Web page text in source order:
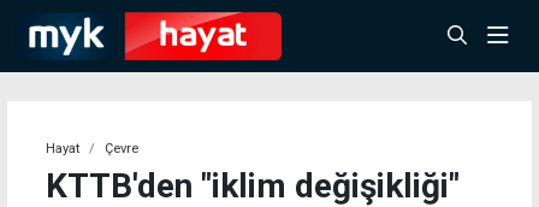
Hayat Çevre
KTTB'den "iklim değişikliği"